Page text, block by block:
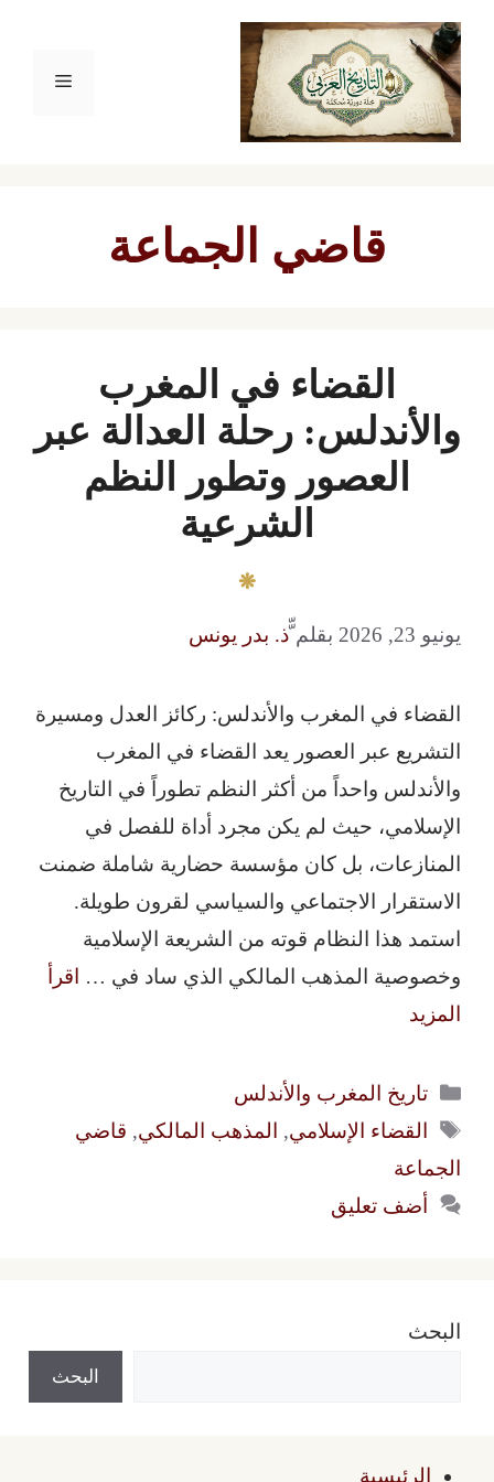
انتقل
المحتوى
القائمة
قاضي الجماعة
القضاء في المغرب
والأندلس: رحلة العدالة عبر
العصور وتطور النظم
الشرعية
يونيو 23, 2026 بقلمّّذ. بدر يونس
القضاء في المغرب والأندلس: ركائز العدل ومسيرة
التشريع عبر العصور يعد القضاء في المغرب
والأندلس واحداً من أكثر النظم تطوراً في التاريخ
الإسلامي، حيث لم يكن مجرد أداة للفصل في
المنازعات، بل كان مؤسسة حضارية شاملة ضمنت
الاستقرار الاجتماعي والسياسي لقرون طويلة.
استمد هذا النظام قوته من الشريعة الإسلامية
وخصوصية المذهب المالكي الذي ساد في … اقرأ
المزيد
التصنيفات
تاريخ المغرب والأندلس
الوسوم
القضاء الإسلامي, المذهب المالكي, قاضي
الجماعة
أضف تعليق
البحث
البحث
الرئيسية